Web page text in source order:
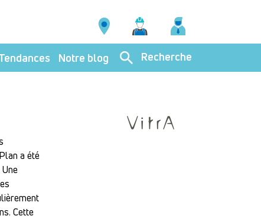
Notre blog Recherche
a été
Cette